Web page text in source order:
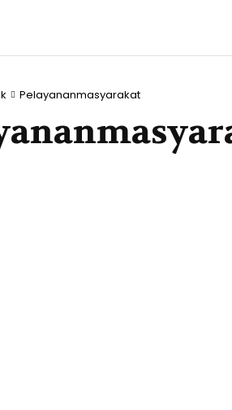
Pelayananmasyarakat